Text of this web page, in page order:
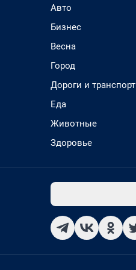
Авто
Бизнес
Весна
Город
Дороги и транспорт
Еда
Животные
Здоровье